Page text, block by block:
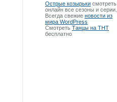
Острые козырьки смотреть
онлайн все сезоны и серии.
Всегда свежие новости из
мира WordPress
Смотреть Танцы на ТНТ
бесплатно